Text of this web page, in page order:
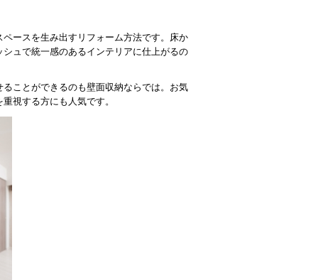
ースを生み出すリフォーム方法です。床か
ュで統一感のあるインテリアに仕上がるの
ことができるのも壁面収納ならでは。お気
視する方にも人気です。